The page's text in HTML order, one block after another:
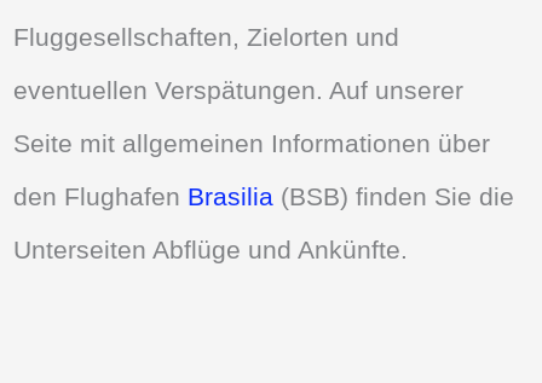
Fluggesellschaften, Zielorten und
eventuellen Verspätungen. Auf unserer
Seite mit allgemeinen Informationen über
den Flughafen Brasilia (BSB) finden Sie die
Unterseiten Abflüge und Ankünfte.